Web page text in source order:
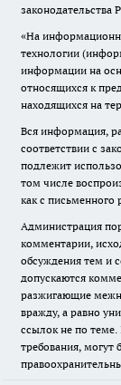
законодательства
«На
технологии
информации на
относящихся к
находящихся на
Вся информация,
соответствии с
подлежит
том числе
как с письменного
Администрация
комментарии,
обсуждения тем и
допускаются
разжигающие
вражду, а равно
ссылок не по
требования, могут